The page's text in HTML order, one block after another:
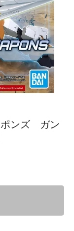
ポンズ ガン